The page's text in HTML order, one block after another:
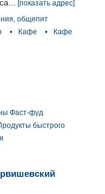
[показать адрес]
общепит
• Кафе •
Кафе
Фаст-фуд
быстрого